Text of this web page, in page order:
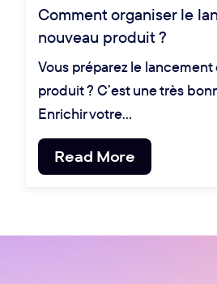
Comment organiser le
nouveau produit ?
Vous préparez le lancement
produit ? C’est une très
Enrichir votre…
Read More